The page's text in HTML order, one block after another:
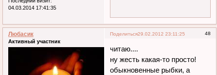
04.03.2014 17:41:35
Поделиться 48
29.02.2012 23:11:25
Любасик
Активный участник
читаю....
ну жесть какая-то просто!
обыкновенные рыбки, а